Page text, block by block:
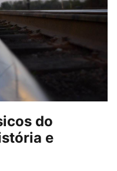
do
e